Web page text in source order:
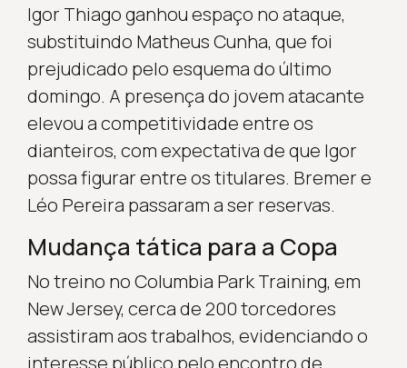
Igor Thiago ganhou espaço no ataque,
substituindo Matheus Cunha, que foi
prejudicado pelo esquema do último
domingo. A presença do jovem atacante
elevou a competitividade entre os
dianteiros, com expectativa de que Igor
possa figurar entre os titulares. Bremer e
Léo Pereira passaram a ser reservas.
Mudança tática para a Copa
No treino no Columbia Park Training, em
New Jersey, cerca de 200 torcedores
assistiram aos trabalhos, evidenciando o
interesse público pelo encontro de